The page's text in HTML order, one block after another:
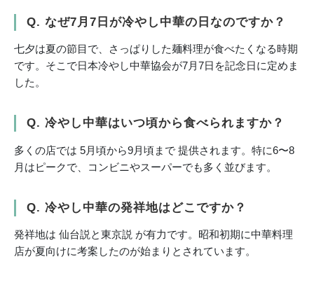
Q. なぜ7月7日が冷やし中華の日なのですか？
七夕は夏の節目で、さっぱりした麺料理が食べたくなる時期
です。そこで日本冷やし中華協会が7月7日を記念日に定めま
した。
Q. 冷やし中華はいつ頃から食べられますか？
多くの店では 5月頃から9月頃まで 提供されます。特に6〜8
月はピークで、コンビニやスーパーでも多く並びます。
Q. 冷やし中華の発祥地はどこですか？
発祥地は 仙台説と東京説 が有力です。昭和初期に中華料理
店が夏向けに考案したのが始まりとされています。